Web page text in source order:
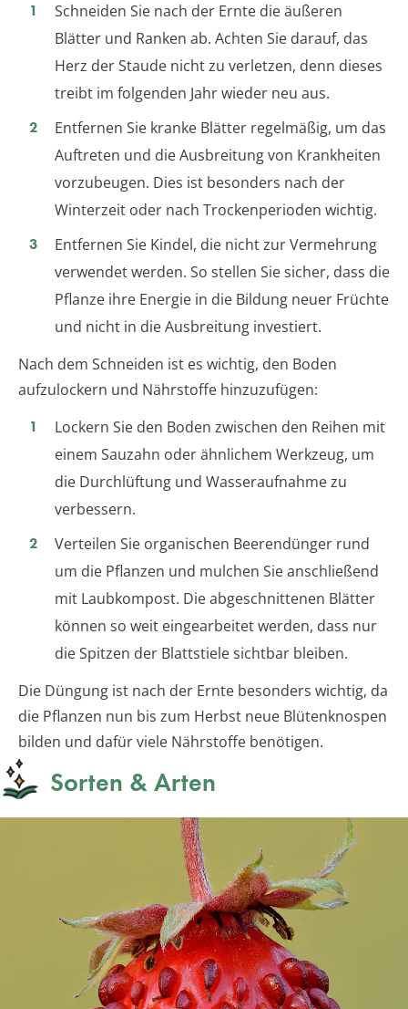
Schneiden Sie nach der Ernte die äußeren
Blätter und Ranken ab. Achten Sie darauf, das
Herz der Staude nicht zu verletzen, denn dieses
treibt im folgenden Jahr wieder neu aus.
Entfernen Sie kranke Blätter regelmäßig, um das
Auftreten und die Ausbreitung von Krankheiten
vorzubeugen. Dies ist besonders nach der
Winterzeit oder nach Trockenperioden wichtig.
Entfernen Sie Kindel, die nicht zur Vermehrung
verwendet werden. So stellen Sie sicher, dass die
Pflanze ihre Energie in die Bildung neuer Früchte
und nicht in die Ausbreitung investiert.
Nach dem Schneiden ist es wichtig, den Boden
aufzulockern und Nährstoffe hinzuzufügen:
Lockern Sie den Boden zwischen den Reihen mit
einem Sauzahn oder ähnlichem Werkzeug, um
die Durchlüftung und Wasseraufnahme zu
verbessern.
Verteilen Sie organischen Beerendünger rund
um die Pflanzen und mulchen Sie anschließend
mit Laubkompost. Die abgeschnittenen Blätter
können so weit eingearbeitet werden, dass nur
die Spitzen der Blattstiele sichtbar bleiben.
Die Düngung ist nach der Ernte besonders wichtig, da
die Pflanzen nun bis zum Herbst neue Blütenknospen
bilden und dafür viele Nährstoffe benötigen.
Sorten & Arten